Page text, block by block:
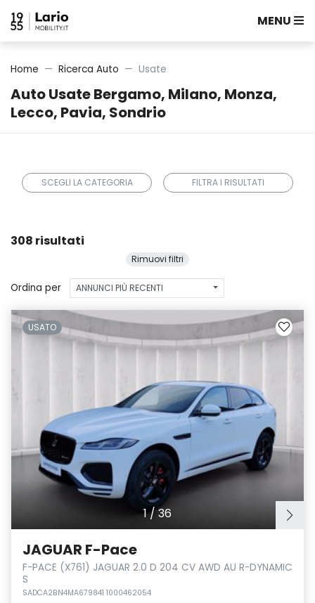
MENU
Auto Usate Bergamo, Milano, Monza,
Lecco, Pavia, Sondrio
Home Ricerca Auto Usate
SCEGLI LA CATEGORIA FILTRA I RISULTATI
308 risultati
Rimuovi filtri
Ordina per ANNUNCI PIÙ RECENTI
1/36
USATO
JAGUAR F-Pace
F-PACE (X761) JAGUAR 2.0 D 204 CV AWD AU R-DYNAMIC
S
SADCA2BN4MA679841 1000462054